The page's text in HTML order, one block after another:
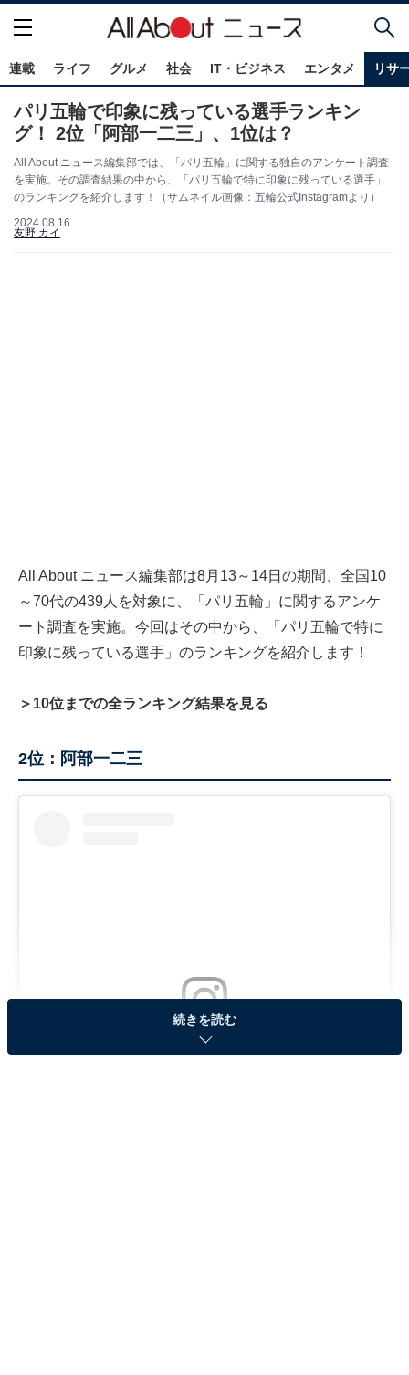
連載 ライフ グルメ 社会 IT・ビジネス エンタメ リサ
パリ五輪で印象に残っている選手ランキン
グ！ 2位「阿部一二三」、1位は？
All About ニュース編集部では、「パリ五輪」に関する独自のアンケート調査
を実施。その調査結果の中から、「パリ五輪で特に印象に残っている選手」
のランキングを紹介します！（サムネイル画像：五輪公式Instagramより）
2024.08.16
友野 カイ
All About ニュース編集部は8月13～14日の期間、全国10
～70代の439人を対象に、「パリ五輪」に関するアンケ
ート調査を実施。今回はその中から、「パリ五輪で特に
印象に残っている選手」のランキングを紹介します！
＞10位までの全ランキング結果を見る
2位：阿部一二三
続きを読む